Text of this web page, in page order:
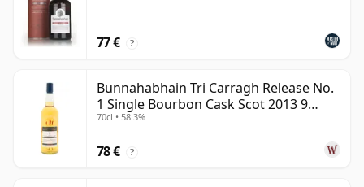
77 € ?
Bunnahabhain Tri Carragh Release No.
1 Single Bourbon Cask Scot 2013 9
Jahre alt
70cl • 58.3%
78 € ?